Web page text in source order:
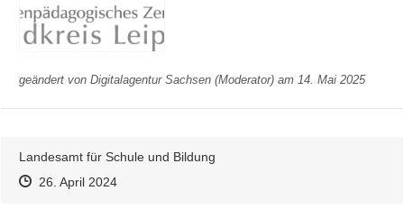
geändert von Digitalagentur Sachsen (Moderator) am 14. Mai 2025
Landesamt für Schule und Bildung
Zeitpunkt des Erstellens
Zeitpunkt des Erstellens
26. April 2024Zur Äußerung